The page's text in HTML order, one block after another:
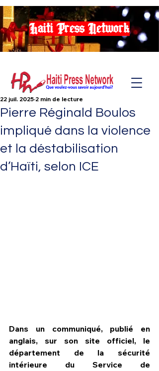
Haiti Press Network
Pierre Réginald Boulos
impliqué dans la violence
et la déstabilisation
d’Haïti, selon ICE
22 juil. 2025 2 min de lecture
Dans un communiqué, publié en
anglais, sur son site officiel, le
département de la sécurité
intérieure du Service de